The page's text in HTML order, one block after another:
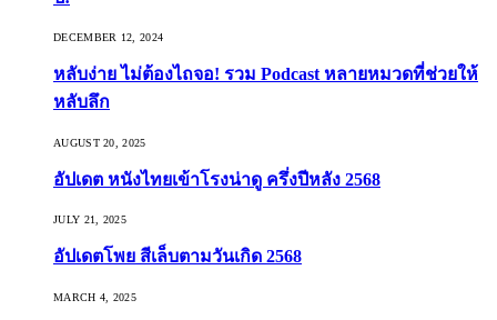
DECEMBER 12, 2024
หลับง่าย ไม่ต้องไถจอ! รวม Podcast หลายหมวดที่ช่วยให้
หลับลึก
AUGUST 20, 2025
อัปเดต หนังไทยเข้าโรงน่าดู ครึ่งปีหลัง 2568
JULY 21, 2025
อัปเดตโพย สีเล็บตามวันเกิด 2568
MARCH 4, 2025